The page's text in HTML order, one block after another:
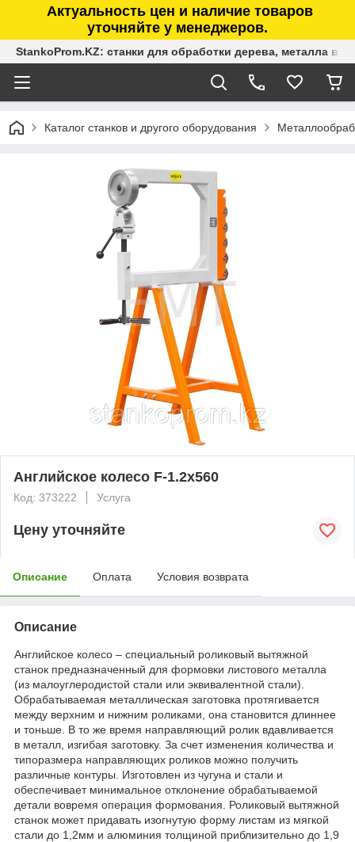
Актуальность цен и наличие товаров
уточняйте у менеджеров.
StankoProm.KZ: станки для обработки дерева, металла в
Каталог станков и другого оборудования
Английское колесо F-1.2х560
Код: 373222 Услуга
Цену уточняйте
Описание Оплата Условия возврата
Описание
Английское колесо – специальный роликовый вытяжной
станок предназначенный для формовки листового металла
(из малоуглеродистой стали или эквивалентной стали).
Обрабатываемая металлическая заготовка протягивается
между верхним и нижним роликами, она становится длиннее
и тоньше. В то же время направляющий ролик вдавливается
в металл, изгибая заготовку. За счет изменения количества и
типоразмера направляющих роликов можно получить
различные контуры. Изготовлен из чугуна и стали и
обеспечивает минимальное отклонение обрабатываемой
детали вовремя операция формования. Роликовый вытяжной
станок может придавать изогнутую форму листам из мягкой
стали до 1,2мм и алюминия толщиной приблизительно до 1,9